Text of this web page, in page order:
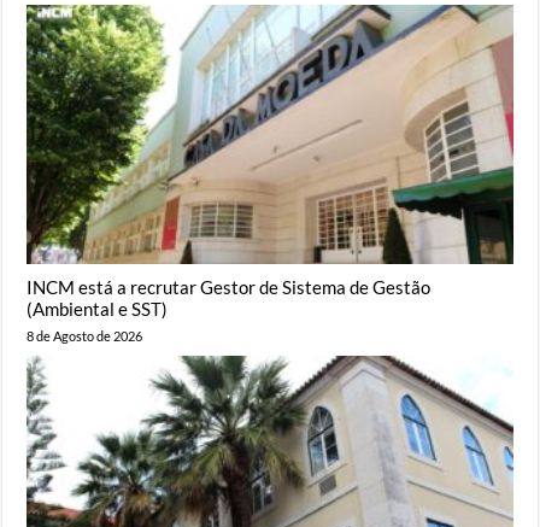
INCM está a recrutar Gestor de Sistema de Gestão
(Ambiental e SST)
8 de Agosto de 2026